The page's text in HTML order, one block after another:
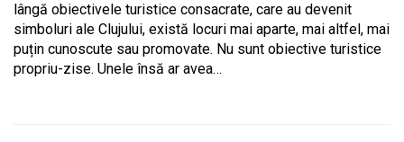
lângă obiectivele turistice consacrate, care au devenit
simboluri ale Clujului, există locuri mai aparte, mai altfel, mai
puțin cunoscute sau promovate. Nu sunt obiective turistice
propriu-zise. Unele însă ar avea…